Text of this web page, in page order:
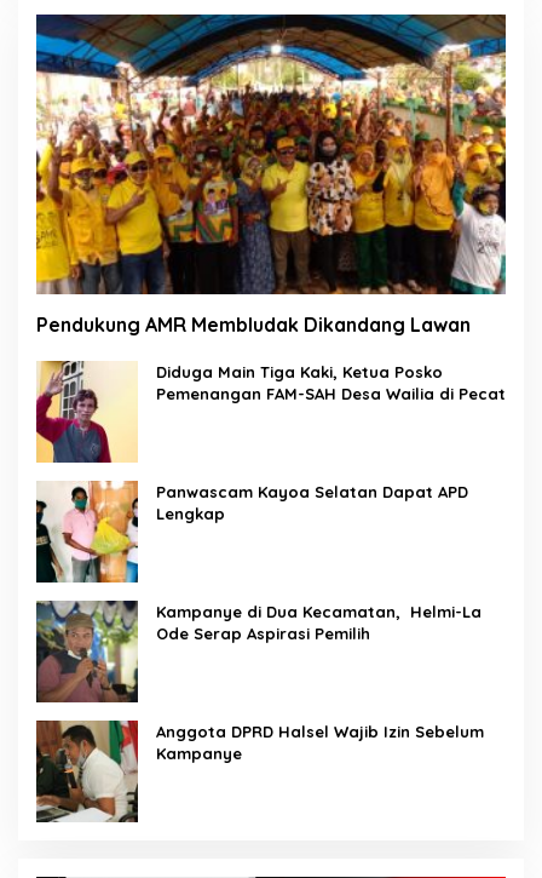
Pendukung AMR Membludak Dikandang Lawan
Diduga Main Tiga Kaki, Ketua Posko
Pemenangan FAM-SAH Desa Wailia di Pecat
Panwascam Kayoa Selatan Dapat APD
Lengkap
Kampanye di Dua Kecamatan, Helmi-La
Ode Serap Aspirasi Pemilih
Anggota DPRD Halsel Wajib Izin Sebelum
Kampanye